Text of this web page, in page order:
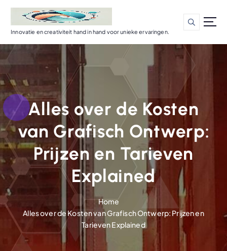
r
d
e
n
o
u
d
Innovatie en creativiteit hand in hand voor unieke ervaringen.
Alles over de Kosten
van Grafisch Ontwerp:
Prijzen en Tarieven
Explained
Home
Alles over de Kosten van Grafisch Ontwerp: Prijzen en
Tarieven Explained